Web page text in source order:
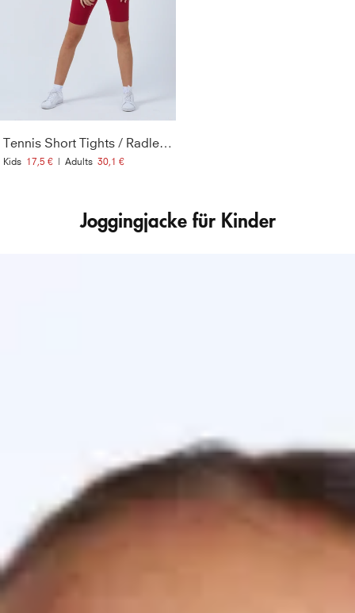
Tennis Short Tights / Radlerhose, bordeaux rot
Kids 17,5 € | Adults 30,1 €
Joggingjacke für Kinder